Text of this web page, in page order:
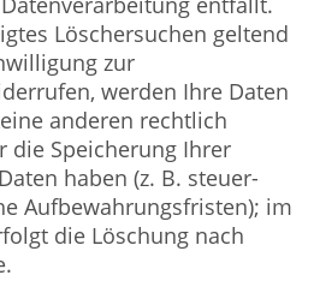
Löschersuchen geltend
zur
werden Ihre Daten
anderen rechtlich
die Speicherung Ihrer
haben (z. B. steuer-
Aufbewahrungsfristen); im
die Löschung nach